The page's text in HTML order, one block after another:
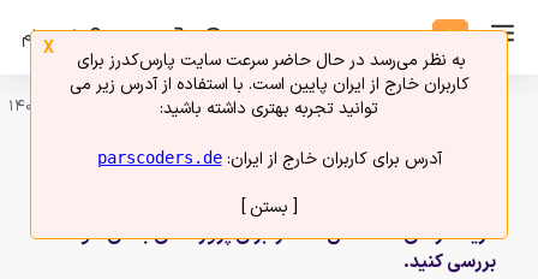
ورود ثبت نام
بهترین متخصصان DOS را استخدام کنید.
فریلنسرهای متخصص DOS را برای پروژه های بعدی خود
بررسی کنید.
X
به نظر می‌رسد در حال حاضر سرعت سایت پارس‌کدرز برای
کاربران خارج از ایران پایین است. با استفاده از آدرس زیر می
توانید تجربه بهتری داشته باشید:
آدرس برای کاربران خارج از ایران:parscoders.de
[ بستن ]